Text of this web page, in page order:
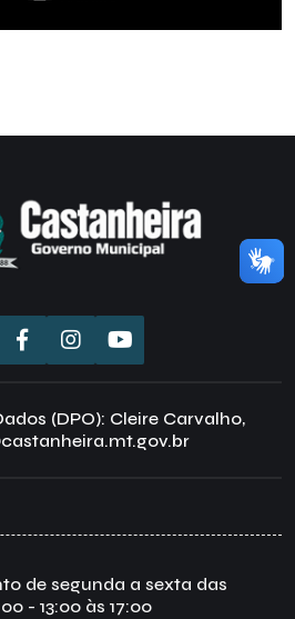
(DPO): Cleire Carvalho,
de segunda a sexta das
- 13:00 às 17:00